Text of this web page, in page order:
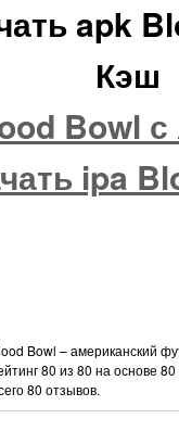
apk
Кэш
Bowl
ipa
Bowl – американский
80 из 80 на основе 80
80 отзывов.